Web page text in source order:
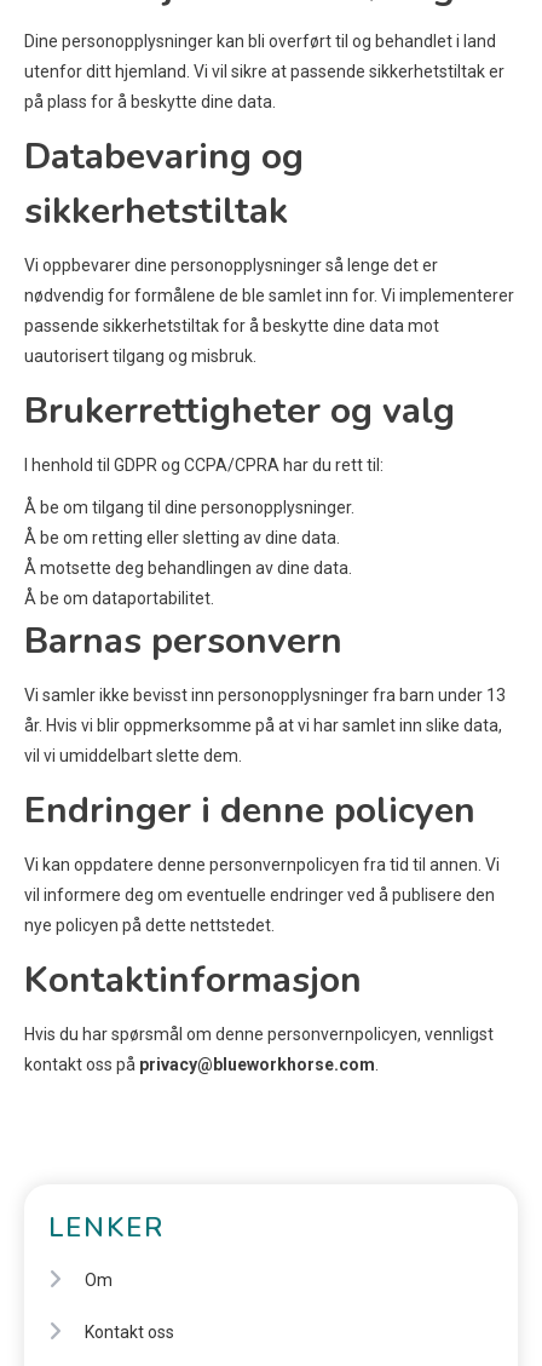
Dine personopplysninger kan bli overført til og behandlet i land
utenfor ditt hjemland. Vi vil sikre at passende sikkerhetstiltak er
på plass for å beskytte dine data.
Databevaring og
sikkerhetstiltak
Vi oppbevarer dine personopplysninger så lenge det er
nødvendig for formålene de ble samlet inn for. Vi implementerer
passende sikkerhetstiltak for å beskytte dine data mot
uautorisert tilgang og misbruk.
Brukerrettigheter og valg
I henhold til GDPR og CCPA/CPRA har du rett til:
Å be om tilgang til dine personopplysninger.
Å be om retting eller sletting av dine data.
Å motsette deg behandlingen av dine data.
Å be om dataportabilitet.
Barnas personvern
Vi samler ikke bevisst inn personopplysninger fra barn under 13
år. Hvis vi blir oppmerksomme på at vi har samlet inn slike data,
vil vi umiddelbart slette dem.
Endringer i denne policyen
Vi kan oppdatere denne personvernpolicyen fra tid til annen. Vi
vil informere deg om eventuelle endringer ved å publisere den
nye policyen på dette nettstedet.
Kontaktinformasjon
Hvis du har spørsmål om denne personvernpolicyen, vennligst
kontakt oss på privacy@blueworkhorse.com
LENKER
Om
Kontakt oss